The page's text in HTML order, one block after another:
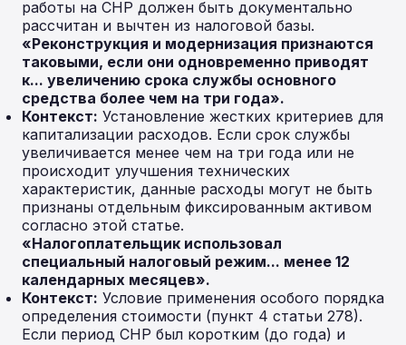
работы на СНР должен быть документально
рассчитан и вычтен из налоговой базы.
«Реконструкция и модернизация признаются
таковыми, если они одновременно приводят
к... увеличению срока службы основного
средства более чем на три года».
Контекст: Установление жестких критериев для
капитализации расходов. Если срок службы
увеличивается менее чем на три года или не
происходит улучшения технических
характеристик, данные расходы могут не быть
признаны отдельным фиксированным активом
согласно этой статье.
«Налогоплательщик использовал
специальный налоговый режим... менее 12
календарных месяцев».
Контекст: Условие применения особого порядка
определения стоимости (пункт 4 статьи 278).
Если период СНР был коротким (до года) и